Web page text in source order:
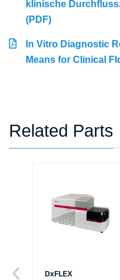
klinische
(PDF)
In Vitro Diagnostic
Means for Clinical
Related Parts
DxFLEX